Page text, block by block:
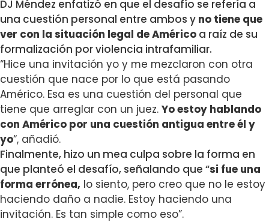
DJ Méndez enfatizó en que el desafío se refería a
una cuestión personal entre ambos y no tiene que
ver con la situación legal de Américo a raíz de su
formalización por violencia intrafamiliar.
“Hice una invitación yo y me mezclaron con otra
cuestión que nace por lo que está pasando
Américo. Esa es una cuestión del personal que
tiene que arreglar con un juez. Yo estoy hablando
con Américo por una cuestión antigua entre él y
yo“, añadió.
Finalmente, hizo un mea culpa sobre la forma en
que planteó el desafío, señalando que “si fue una
forma errónea, lo siento, pero creo que no le estoy
haciendo daño a nadie. Estoy haciendo una
invitación. Es tan simple como eso”.